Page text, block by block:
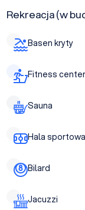
Rekreacja (w
Basen kryty
Fitness center
Sauna
Hala sportowa
Bilard
Jacuzzi